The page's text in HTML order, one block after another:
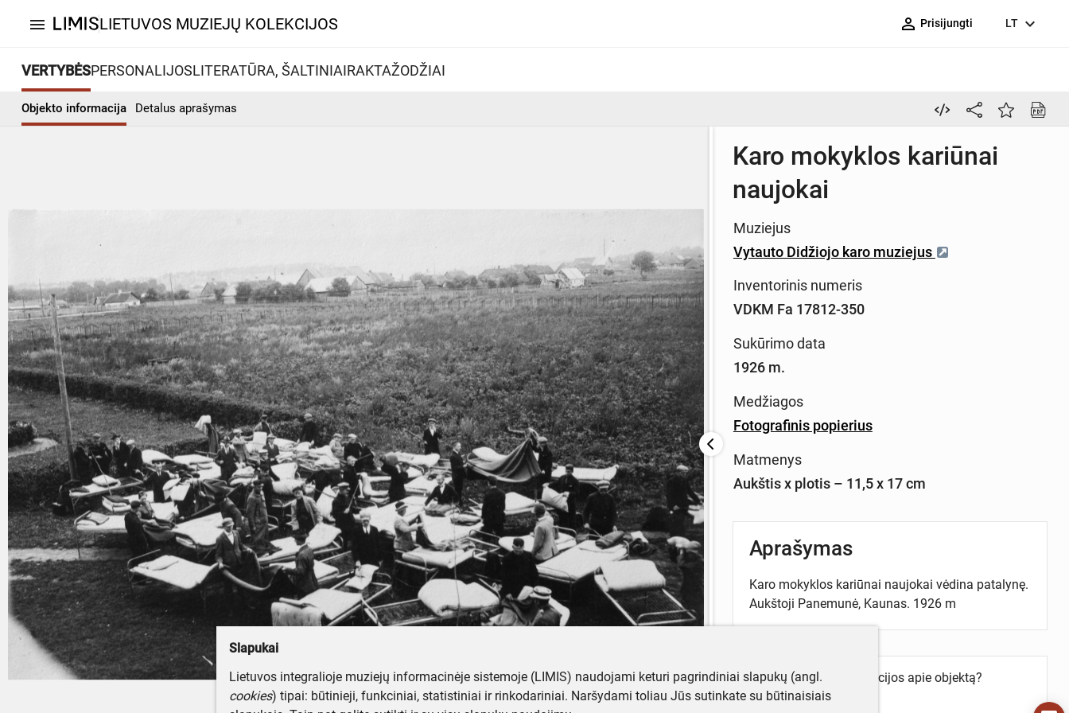
menu LIETUVOS MUZIEJŲ KOLEKCIJOS person_outline Prisijungti LT expand_more
VERTYBĖSPERSONALIJOSLITERATŪRA, ŠALTINIAIRAKTAŽODŽIAI
Objekto informacija Detalus aprašymas
Karo mokyklos kariūnai
naujokai
Muziejus
Vytauto Didžiojo karo muziejus
Inventorinis numeris
VDKM Fa 17812-350
Sukūrimo data
1926 m.
Medžiagos
Fotografinis popierius
Matmenys
Aukštis x plotis – 11,5 x 17 cm
Aprašymas
Karo mokyklos kariūnai naujokai vėdina patalynę.
Aukštoji Panemunė, Kaunas. 1926 m
Turite daugiau informacijos apie objektą?
Parašykite mums!
Slapukai
Lietuvos integralioje muziejų informacinėje sistemoje (LIMIS) naudojami keturi pagrindiniai slapukų (angl.
cookies) tipai: būtinieji, funkciniai, statistiniai ir rinkodariniai. Naršydami toliau Jūs sutinkate su būtinaisiais